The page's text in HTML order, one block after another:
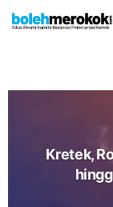
Kretek,